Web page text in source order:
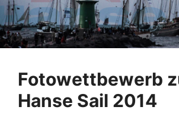
Fotowettbewerb
Hanse Sail 2014